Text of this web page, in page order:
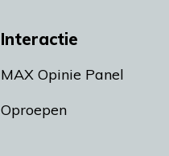
Interactie
MAX Opinie Panel
Oproepen